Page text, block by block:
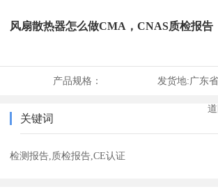
风扇散热器怎么做CMA，CNAS质检报告
产品规格： 发货地:广东
关键词
检测报告,质检报告,CE认证